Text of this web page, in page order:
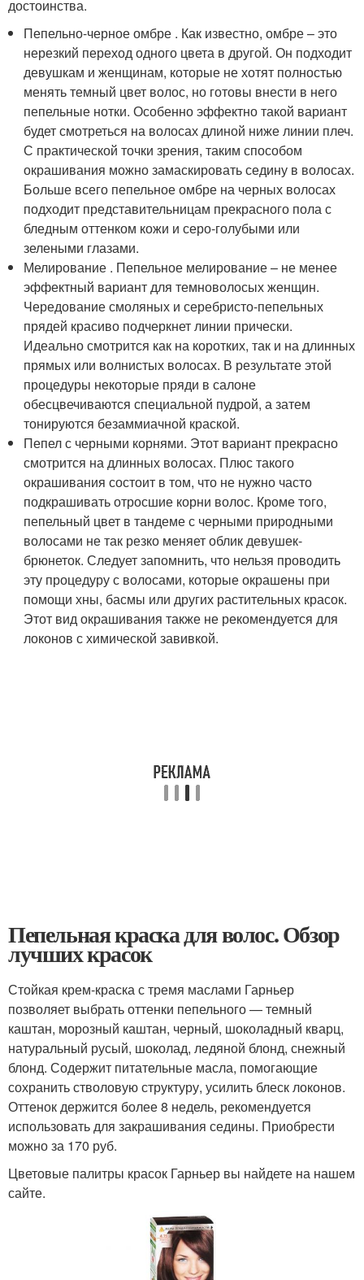
достоинства.
Пепельно-черное омбре . Как известно, омбре – это
нерезкий переход одного цвета в другой. Он подходит
девушкам и женщинам, которые не хотят полностью
менять темный цвет волос, но готовы внести в него
пепельные нотки. Особенно эффектно такой вариант
будет смотреться на волосах длиной ниже линии плеч.
С практической точки зрения, таким способом
окрашивания можно замаскировать седину в волосах.
Больше всего пепельное омбре на черных волосах
подходит представительницам прекрасного пола с
бледным оттенком кожи и серо-голубыми или
зелеными глазами.
Мелирование . Пепельное мелирование – не менее
эффектный вариант для темноволосых женщин.
Чередование смоляных и серебристо-пепельных
прядей красиво подчеркнет линии прически.
Идеально смотрится как на коротких, так и на длинных
прямых или волнистых волосах. В результате этой
процедуры некоторые пряди в салоне
обесцвечиваются специальной пудрой, а затем
тонируются безаммиачной краской.
Пепел с черными корнями. Этот вариант прекрасно
смотрится на длинных волосах. Плюс такого
окрашивания состоит в том, что не нужно часто
подкрашивать отросшие корни волос. Кроме того,
пепельный цвет в тандеме с черными природными
волосами не так резко меняет облик девушек-
брюнеток. Следует запомнить, что нельзя проводить
эту процедуру с волосами, которые окрашены при
помощи хны, басмы или других растительных красок.
Этот вид окрашивания также не рекомендуется для
локонов с химической завивкой.
Пепельная краска для волос. Обзор
лучших красок
Стойкая крем-краска с тремя маслами Гарньер
позволяет выбрать оттенки пепельного — темный
каштан, морозный каштан, черный, шоколадный кварц,
натуральный русый, шоколад, ледяной блонд, снежный
блонд. Содержит питательные масла, помогающие
сохранить стволовую структуру, усилить блеск локонов.
Оттенок держится более 8 недель, рекомендуется
использовать для закрашивания седины. Приобрести
можно за 170 руб.
Цветовые палитры красок Гарньер вы найдете на нашем
сайте.